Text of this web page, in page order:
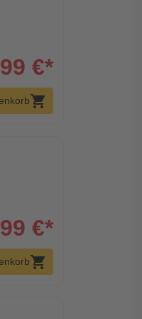
€*
shopping_cart
€*
shopping_cart